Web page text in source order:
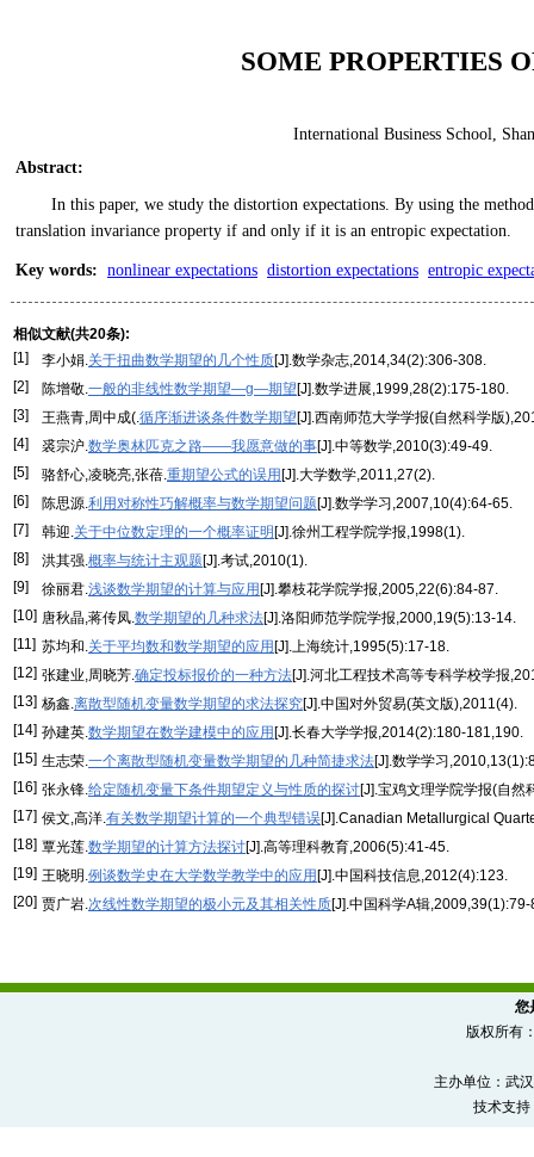
SOME PROPERTIES
International Business School,
Abstract:
In this paper, we study the distortion expectations. By using the
translation invariance property if and only if it is an entropic expectation.
Key words: nonlinear expectations distortion expectations entropic
相似文献(共20条):
[1]
李小娟.关于扭曲数学期望的几个性质[J].数学杂志,2014,34(2):306-308.
[2]
陈增敬.一般的非线性数学期望—g—期望[J].数学进展,1999,28(2):175-180.
[3]
王燕青,周中成(.循序渐进谈条件数学期望[J].西南师范大学学报(自然科学版
[4]
裘宗沪.数学奥林匹克之路——我愿意做的事[J].中等数学,2010(3):49-49.
[5]
骆舒心,凌晓亮,张蓓.重期望公式的误用 [J].大学数学,2011,27(2).
[6]
陈思源.利用对称性巧解概率与数学期望问题[J].数学学习,2007,10(4):64-65.
[7]
韩迎.关于中位数定理的一个概率证明 [J].徐州工程学院学报,1998(1).
[8]
洪其强.概率与统计主观题[J].考试,2010(1).
[9]
徐丽君.浅谈数学期望的计算与应用 [J].攀枝花学院学报,2005,22(6):84-87.
[10] 唐秋晶,蒋传凤.数学期望的几种求法[J].洛阳师范学院学报,2000,19(5):13-14.
[11] 苏均和.关于平均数和数学期望的应用 [J].上海统计,1995(5):17-18.
[12] 张建业,周晓芳.确定投标报价的一种方法[J].河北工程技术高等专科学校学报
[13] 杨鑫.离散型随机变量数学期望的求法探究[J].中国对外贸易(英文版),2011(4).
[14] 孙建英.数学期望在数学建模中的应用 [J].长春大学学报,2014(2):180-181,190.
[15] 生志荣.一个离散型随机变量数学期望的几种简捷求法[J].数学学习
[16] 张永锋.给定随机变量下条件期望定义与性质的探讨[J].宝鸡文理学院学报(自
[17] 侯文,高洋.有关数学期望计算的一个典型错误[J].Canadian Metallurgical
[18] 覃光莲.数学期望的计算方法探讨[J].高等理科教育,2006(5):41-45.
[19] 王晓明.例谈数学史在大学数学教学中的应用 [J].中国科技信息,2012(4):123.
[20] 贾广岩.次线性数学期望的极小元及其相关性质[J].中国科学A辑,2009,39(1):79-
您
版权所有
主办单位：武
技术支持